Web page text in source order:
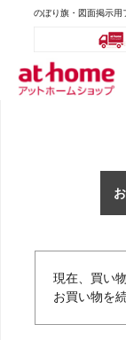
のぼり旗・図面掲示
現在、買い
お買い物を